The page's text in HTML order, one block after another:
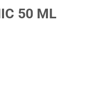
50 ML